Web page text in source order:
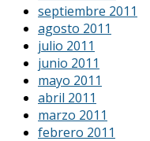
septiembre 2011
agosto 2011
julio 2011
junio 2011
mayo 2011
abril 2011
marzo 2011
febrero 2011